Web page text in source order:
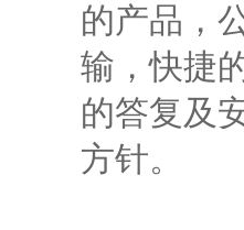
的产品，
输，快捷
的答复及
方针。